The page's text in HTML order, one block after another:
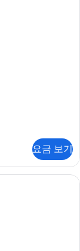
요금 보기
거위털 이불, 필로우탑